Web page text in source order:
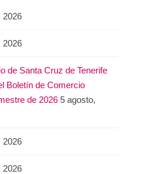
2026
2026
de Santa Cruz de Tenerife
Boletín de Comercio
de 2026 5 agosto,
2026
2026